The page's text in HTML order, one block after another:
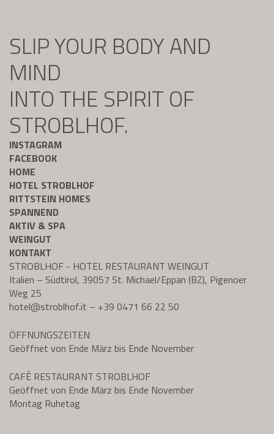
SLIP YOUR BODY AND
MIND
INTO THE SPIRIT OF
STROBLHOF.
INSTAGRAM
FACEBOOK
HOME
HOTEL STROBLHOF
RITTSTEIN HOMES
SPANNEND
AKTIV & SPA
WEINGUT
KONTAKT
STROBLHOF - HOTEL RESTAURANT WEINGUT
Italien – Südtirol, 39057 St. Michael/Eppan (BZ), Pigenoer
Weg 25
hotel@stroblhof.it – +39 0471 66 22 50
ÖFFNUNGSZEITEN
Geöffnet von Ende März bis Ende November
CAFÈ RESTAURANT STROBLHOF
Geöffnet von Ende März bis Ende November
Montag Ruhetag